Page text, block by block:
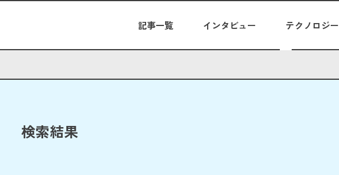
記事一覧 インタビュー テクノロジー
検索結果